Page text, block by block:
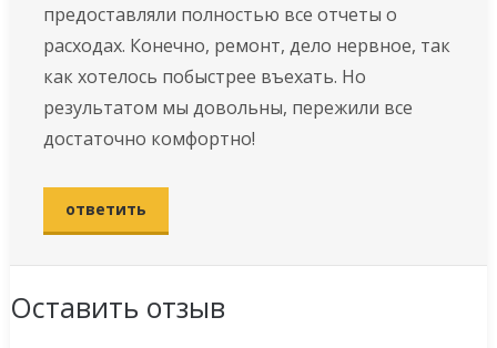
предоставляли полностью все отчеты о
расходах. Конечно, ремонт, дело нервное, так
как хотелось побыстрее въехать. Но
результатом мы довольны, пережили все
достаточно комфортно!
ответить
Оставить отзыв